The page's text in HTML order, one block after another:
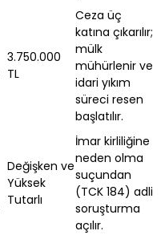
3.750.000
TL
Ceza üç
katına çıkarılır;
mülk
mühürlenir ve
idari yıkım
süreci resen
başlatılır.
Değişken ve
Yüksek
Tutarlı
İmar kirliliğine
neden olma
suçundan
(TCK 184) adli
soruşturma
açılır.